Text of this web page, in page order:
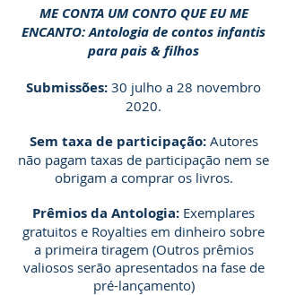
ME CONTA UM CONTO QUE EU ME
ENCANTO: Antologia de contos infantis
para pais & filhos
Submissões: 30 julho a 28 novembro
2020.
Sem taxa de participação:Autores
não pagam taxas de participação nem se
obrigam a comprar os livros.
Prêmios da Antologia: Exemplares
gratuitos e Royalties em dinheiro sobre
a primeira tiragem (Outros prêmios
valiosos serão apresentados na fase de
pré-lançamento)